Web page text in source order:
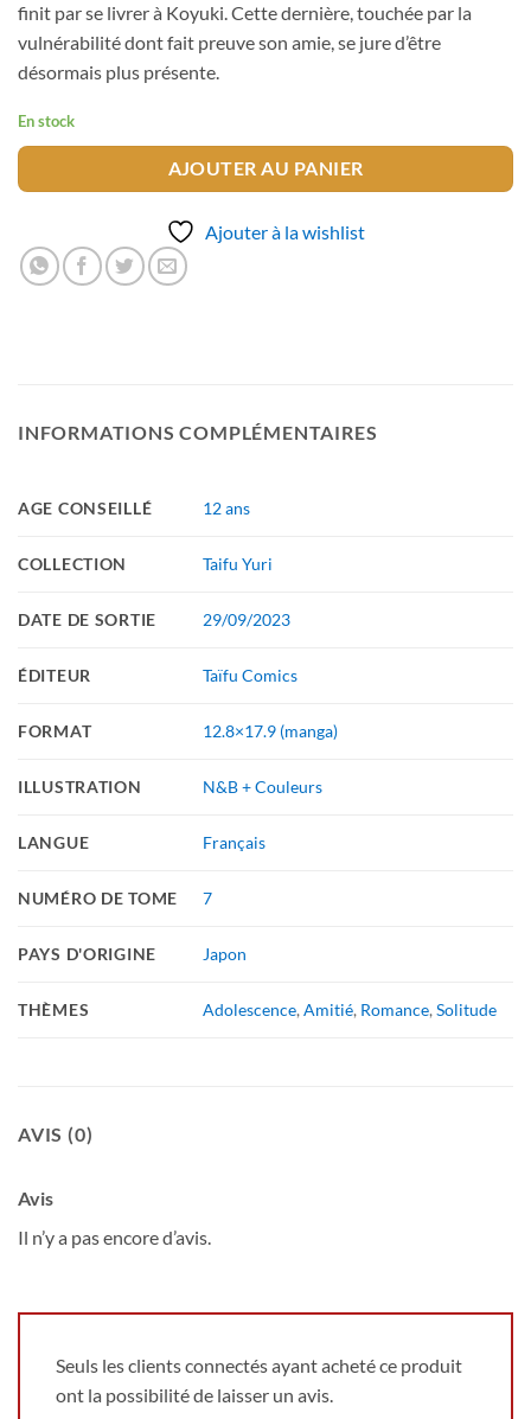
finit par se livrer à Koyuki. Cette dernière, touchée par la
vulnérabilité dont fait preuve son amie, se jure d’être
désormais plus présente.
En stock
AJOUTER AU PANIER
Ajouter à la wishlist
INFORMATIONS COMPLÉMENTAIRES
AGE CONSEILLÉ 12 ans
COLLECTION Taifu Yuri
DATE DE SORTIE 29/09/2023
ÉDITEUR Taïfu Comics
FORMAT 12.8×17.9 (manga)
ILLUSTRATION N&B + Couleurs
LANGUE Français
NUMÉRO DE TOME 7
PAYS D'ORIGINE Japon
THÈMES Adolescence,Amitié, Romance,Solitude
AVIS (0)
Avis
Il n’y a pas encore d’avis.
Seuls les clients connectés ayant acheté ce produit
ont la possibilité de laisser un avis.